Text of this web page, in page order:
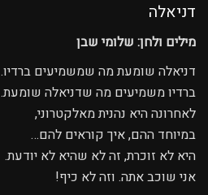
דניאלה
מילים ולחן: שלומי שבן
דניאלה שומעת מה שמשמיעים ברדיו.
ברדיו משמיעים מה שדניאלה שומעת.
לאחרונה היא נהנית מאלקטרוני,
במיוחד ההם, איך קוראים להם…
היא לא זוכרת, זה לא שהיא לא יודעת.
אני שוכב אתה. וזה לא כיף!